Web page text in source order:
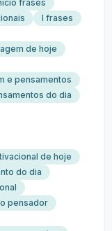
frases
l frases
de hoje
e pensamentos
do dia
de hoje
do dia
pensador